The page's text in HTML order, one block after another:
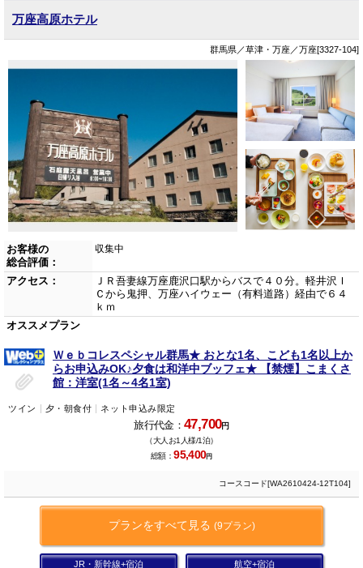
万座高原ホテル
群馬県／草津・万座／万座[3327-104]
お客様の
総合評価：
収集中
アクセス：
ＪＲ吾妻線万座鹿沢口駅からバスで４０分。軽井沢Ｉ
Ｃから鬼押、万座ハイウェー（有料道路）経由で６４
ｋｍ
オススメプラン
Ｗｅｂコレスペシャル群馬★ おとな1名、こども1名以上か
らお申込みOK♪夕食は和洋中ブッフェ★ 【禁煙】こまくさ
館：洋室(1名～4名1室)
ツイン 夕・朝食付 ネット申込み限定
旅行代金：47,700円
（大人お1人様/1泊）
総額：95,400円
コースコード[WA2610424-12T104]
プランをすべて見る (9プラン)
JR・新幹線+宿泊
航空+宿泊